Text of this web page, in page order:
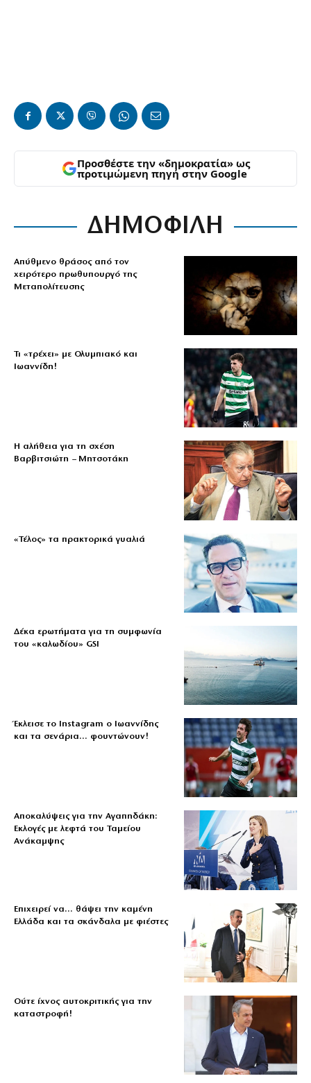
Προσθέστε την «δημοκρατία» ως
προτιμώμενη πηγή στην Google
ΔΗΜΟΦΙΛΗ
Απύθμενο θράσος από τον
χειρότερο πρωθυπουργό της
Μεταπολίτευσης
Τι «τρέχει» με Ολυμπιακό και
Ιωαννίδη!
Η αλήθεια για τη σχέση
Βαρβιτσιώτη – Μητσοτάκη
«Τέλος» τα πρακτορικά γυαλιά
Δέκα ερωτήματα για τη συμφωνία
του «καλωδίου» GSI
Έκλεισε το Instagram ο Ιωαννίδης
και τα σενάρια… φουντώνουν!
Αποκαλύψεις για την Αγαπηδάκη:
Εκλογές με λεφτά του Ταμείου
Ανάκαμψης
Επιχειρεί να… θάψει την καμένη
Ελλάδα και τα σκάνδαλα με φιέστες
Ούτε ίχνος αυτοκριτικής για την
καταστροφή!